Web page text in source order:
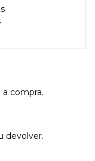
compra.
devolver.